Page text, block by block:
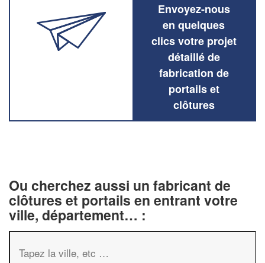
Envoyez-nous
en quelques
clics votre projet
détaillé de
fabrication de
portails et
clôtures
Ou cherchez aussi un fabricant de
clôtures et portails en entrant votre
ville, département… :